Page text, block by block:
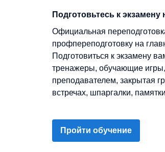
Подготовьтесь к
Официальная
профпереподготовку на
Подготовиться к экзамену
тренажеры, обучающие
преподавателем, закрытая
встречах, шпаргалки,
Пройти обучение